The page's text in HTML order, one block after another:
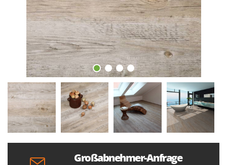
Großabnehmer-Anfrage